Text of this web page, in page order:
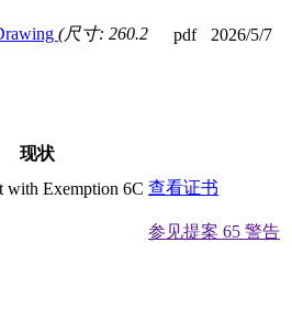
(尺寸: 260.2
pdf 2026/5/7
现状
with Exemption 6C 查看证书
参见提案 65 警告